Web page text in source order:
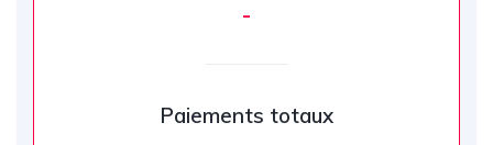
-
Paiements totaux